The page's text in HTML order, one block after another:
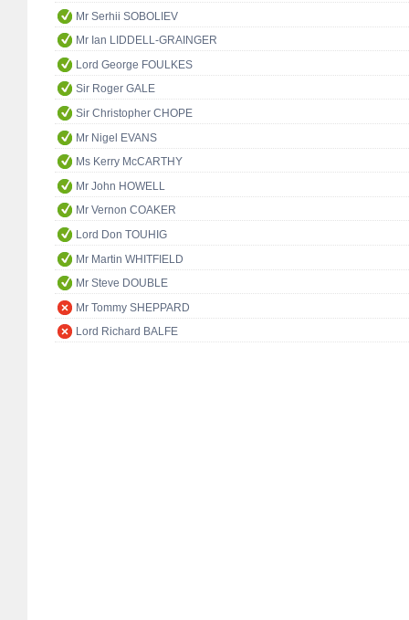
Mr Serhii SOBOLIEV
Mr Ian LIDDELL-GRAINGER
Lord George FOULKES
Sir Roger GALE
Sir Christopher CHOPE
Mr Nigel EVANS
Ms Kerry McCARTHY
Mr John HOWELL
Mr Vernon COAKER
Lord Don TOUHIG
Mr Martin WHITFIELD
Mr Steve DOUBLE
Mr Tommy SHEPPARD
Lord Richard BALFE